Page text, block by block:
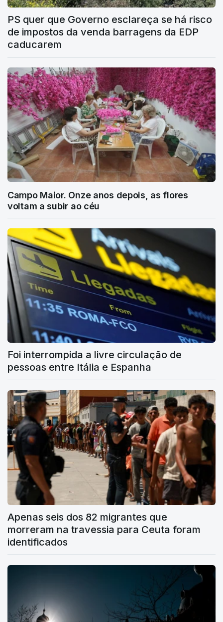
PS quer que Governo esclareça se há risco
de impostos da venda barragens da EDP
caducarem
Campo Maior. Onze anos depois, as flores
voltam a subir ao céu
Foi interrompida a livre circulação de
pessoas entre Itália e Espanha
Apenas seis dos 82 migrantes que
morreram na travessia para Ceuta foram
identificados